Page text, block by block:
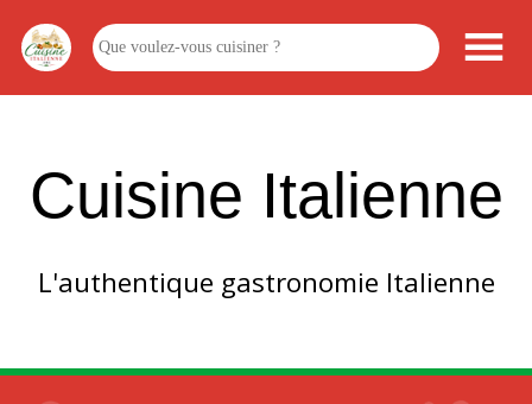
Cuisine Italienne
L'authentique gastronomie Italienne